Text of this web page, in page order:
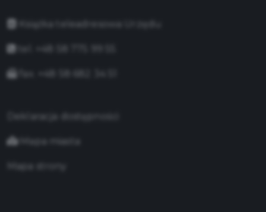
Książka teleadresowa Urzędu
Deklaracja dostępności
Mapa miasta
Mapa strony